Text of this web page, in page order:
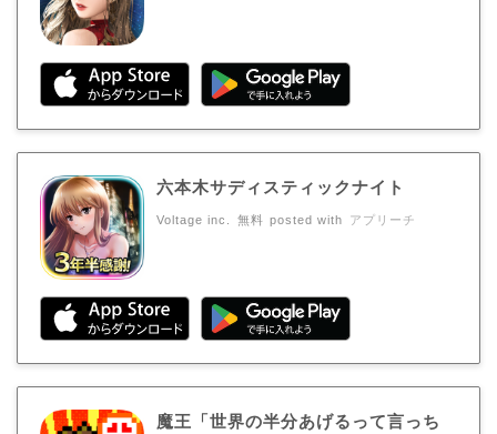
六本木サディスティックナイト
Voltage inc. 無料 posted with アプリーチ
魔王「世界の半分あげるって言っち